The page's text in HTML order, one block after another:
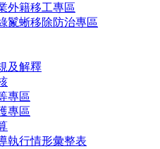
外籍移工專區
鬣蜥移除防治專區
及解釋
專區
專區
執行情形彙整表